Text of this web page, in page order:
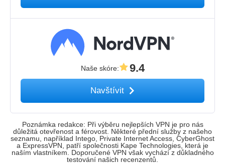
Naše skóre: 9.4
Navštívit
Poznámka redakce: Při výběru nejlepších VPN je pro nás
důležitá otevřenost a férovost. Některé přední služby z našeho
seznamu, například Intego, Private Internet Access, CyberGhost
a ExpressVPN, patří společnosti Kape Technologies, která je
naším vlastníkem. Doporučené VPN však vychází z důkladného
testování našich recenzentů.